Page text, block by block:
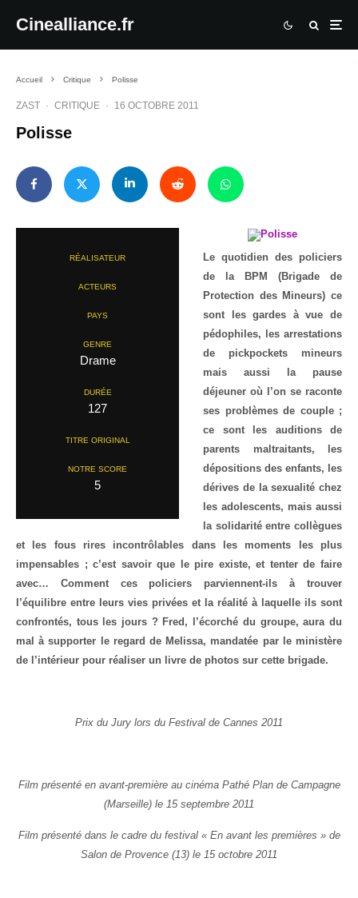
Cinealliance.fr
Accueil Critique Polisse
ZAST · CRITIQUE · 16 OCTOBRE 2011
Polisse
RÉALISATEUR
ACTEURS
PAYS
GENRE
Drame
DURÉE
127
TITRE ORIGINAL
NOTRE SCORE
5
Le quotidien des policiers
de la BPM (Brigade de
Protection des Mineurs) ce
sont les gardes à vue de
pédophiles, les arrestations
de pickpockets mineurs
mais aussi la pause
déjeuner où l’on se raconte
ses problèmes de couple ;
ce sont les auditions de
parents maltraitants, les
dépositions des enfants, les
dérives de la sexualité chez
les adolescents, mais aussi
la solidarité entre collègues
et les fous rires incontrôlables dans les moments les plus
impensables ; c’est savoir que le pire existe, et tenter de faire
avec… Comment ces policiers parviennent-ils à trouver
l’équilibre entre leurs vies privées et la réalité à laquelle ils sont
confrontés, tous les jours ? Fred, l’écorché du groupe, aura du
mal à supporter le regard de Melissa, mandatée par le ministère
de l’intérieur pour réaliser un livre de photos sur cette brigade.
Prix du Jury lors du Festival de Cannes 2011
Film présenté en avant-première au cinéma Pathé Plan de Campagne
(Marseille) le 15 septembre 2011
Film présenté dans le cadre du festival « En avant les premières » de
Salon de Provence (13) le 15 octobre 2011